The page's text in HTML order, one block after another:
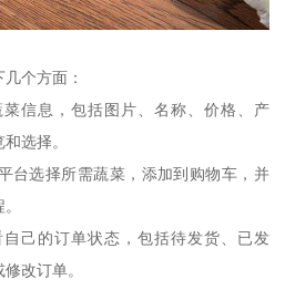
个方面：
信息，包括图片、名称、价格、产
选择。
台选择所需蔬菜，添加到购物车，并
己的订单状态，包括待发货、已发
改订单。